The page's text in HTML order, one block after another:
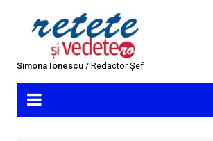
Simona Ionescu/ Redactor Șef